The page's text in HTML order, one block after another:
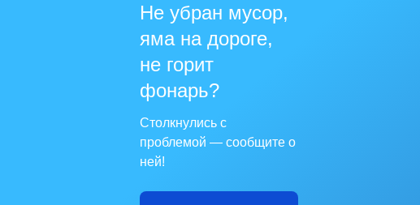
Не убран мусор,
яма на дороге,
не горит
фонарь?
Столкнулись с
проблемой — сообщите о
ней!